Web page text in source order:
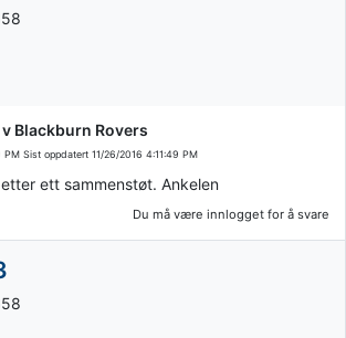
Blackburn Rovers
PM Sist oppdatert 11/26/2016 4:11:49 PM
ett sammenstøt. Ankelen
Du må være innlogget for å svare